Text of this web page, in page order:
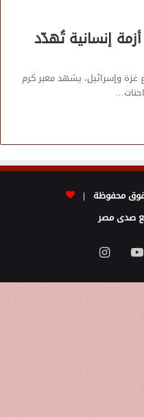
إنسانية تُهدّد
غزة وإسرائيل، يشهد معبر كرم
صدى مصر
يوتيوبانستقرام